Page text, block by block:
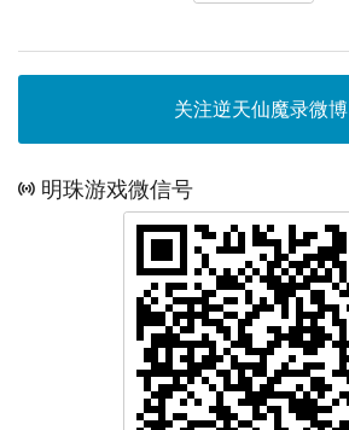
关注逆天仙魔录微博
明珠游戏微信号